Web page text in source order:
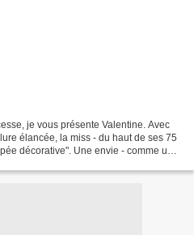
je vous présente Valentine. Avec
élancée, la miss - du haut de ses 75
décorative". Une envie - comme un